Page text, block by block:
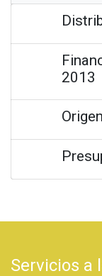
2013
Servicios a